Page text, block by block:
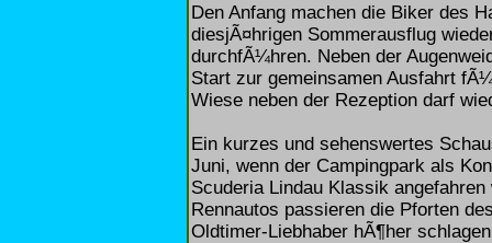
Den Anfang machen die Biker des
diesjÃ¤hrigen Sommerausflug
durchfÃ¼hren. Neben der
Start zur gemeinsamen Ausfahrt
Wiese neben der Rezeption darf
Ein kurzes und sehenswertes
Juni, wenn der Campingpark als
Scuderia Lindau Klassik
Rennautos passieren die Pforten
Oldtimer-Liebhaber hÃ¶her